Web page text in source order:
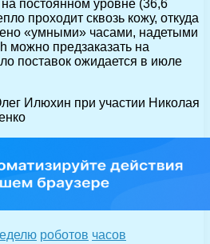
постоянном уровне (36,6
проходит сквозь кожу, откуда
«умными» часами, надетыми
можно предзаказать на
поставок ожидается в июле
Илюхин при участии Николая
роботов часов